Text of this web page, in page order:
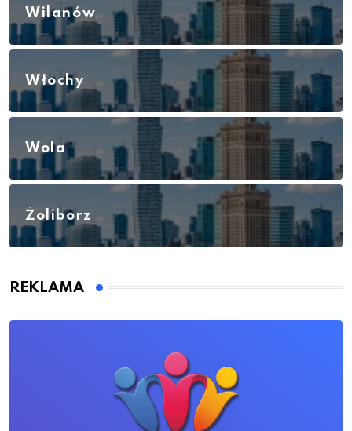
Wilanów
Włochy
Wola
Żoliborz
REKLAMA